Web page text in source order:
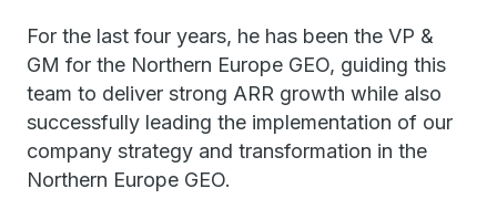
For the last four years, he has been the VP &
GM for the Northern Europe GEO, guiding this
team to deliver strong ARR growth while also
successfully leading the implementation of our
company strategy and transformation in the
Northern Europe GEO.